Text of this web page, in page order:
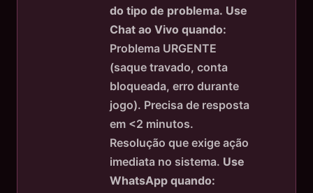
do tipo de problema. Use
Chat ao Vivo quando:
Problema URGENTE
(saque travado, conta
bloqueada, erro durante
jogo). Precisa de resposta
em <2 minutos.
Resolução que exige ação
imediata no sistema. Use
WhatsApp quando: